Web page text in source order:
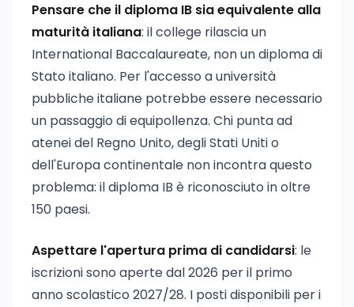
Pensare che il diploma IB sia equivalente alla
maturità italiana: il college rilascia un
International Baccalaureate, non un diploma di
Stato italiano. Per l'accesso a università
pubbliche italiane potrebbe essere necessario
un passaggio di equipollenza. Chi punta ad
atenei del Regno Unito, degli Stati Uniti o
dell'Europa continentale non incontra questo
problema: il diploma IB è riconosciuto in oltre
150 paesi.
Aspettare l'apertura prima di candidarsi: le
iscrizioni sono aperte dal 2026 per il primo
anno scolastico 2027/28. I posti disponibili per i